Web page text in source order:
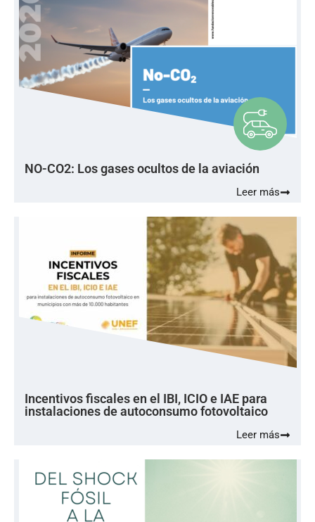
NO-CO2: Los gases ocultos de la aviación
Leer más
Incentivos fiscales en el IBI, ICIO e IAE para
instalaciones de autoconsumo fotovoltaico
Leer más